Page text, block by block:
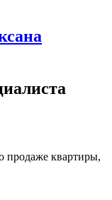
продаже квартиры,